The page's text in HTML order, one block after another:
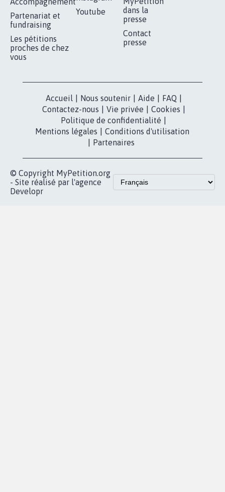
Partenariat et
fundraising
Les pétitions
proches de chez
vous
Youtube
dans la
presse
Contact
presse
Accueil Nous soutenir Aide FAQ
Contactez-nous
Vie privée Cookies
Politique de confidentialité
Mentions légales
Conditions d'utilisation
Partenaires
© Copyright MyPetition.org
- Site réalisé par l'agence
Developr